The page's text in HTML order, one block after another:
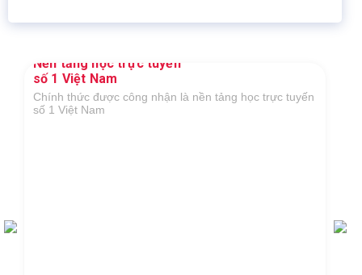
Nền tảng học trực tuyến
số 1 Việt Nam
Chính thức được công nhận là nền tảng học trực tuyến
số 1 Việt Nam